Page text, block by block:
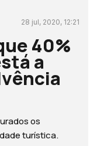
28 jul, 2020, 12:21
40%
a
os
turística.